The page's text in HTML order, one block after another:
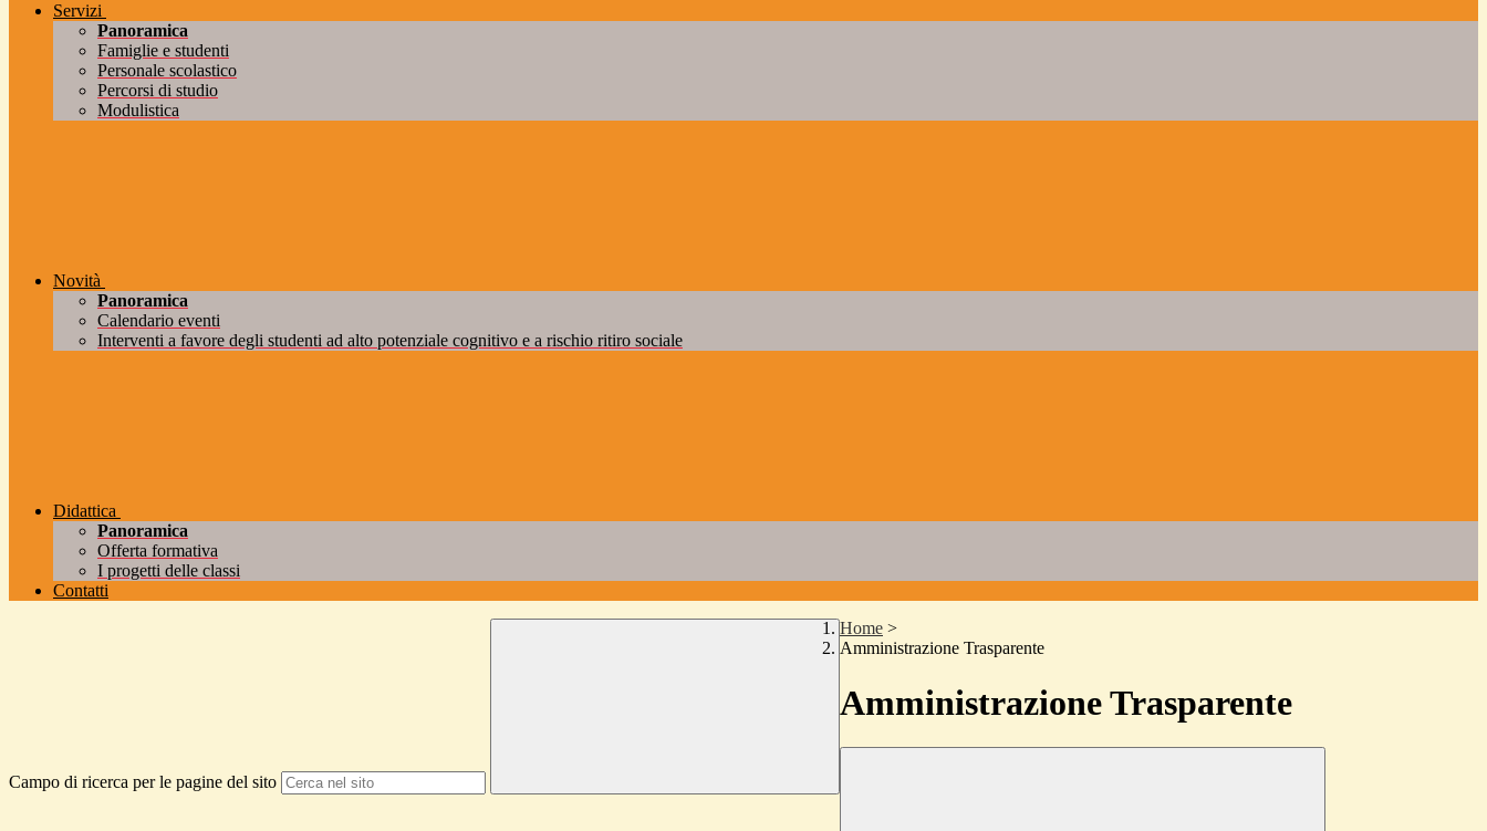
Servizi
Panoramica
Famiglie e studenti
Personale scolastico
Percorsi di studio
Modulistica
Novità
Panoramica
Calendario eventi
Interventi a favore degli studenti ad alto potenziale cognitivo e a rischio ritiro sociale
Didattica
Panoramica
Offerta formativa
I progetti delle classi
Contatti
Campo di ricerca per le pagine del sito
Home >
Amministrazione Trasparente
Amministrazione Trasparente